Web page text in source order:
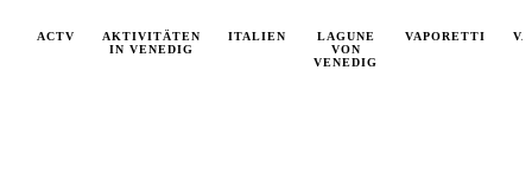
ACTV
AKTIVITÄTEN
IN VENEDIG
ITALIEN
LAGUNE
VON
VENEDIG
VAPORETTI